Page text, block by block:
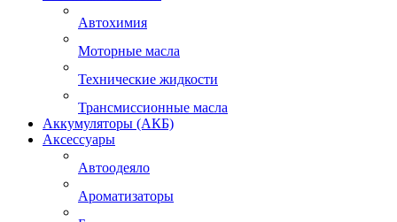
Автохимия
Моторные масла
Технические жидкости
Трансмиссионные масла
Аккумуляторы (АКБ)
Аксессуары
Автоодеяло
Ароматизаторы